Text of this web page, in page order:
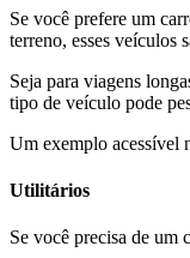
Se você prefere um
terreno, esses veículos
Seja para viagens
tipo de veículo pode
Um exemplo acessível
Utilitários
Se você precisa de um